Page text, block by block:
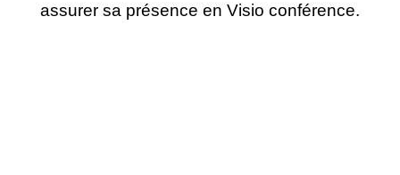
assurer sa présence en Visio conférence.